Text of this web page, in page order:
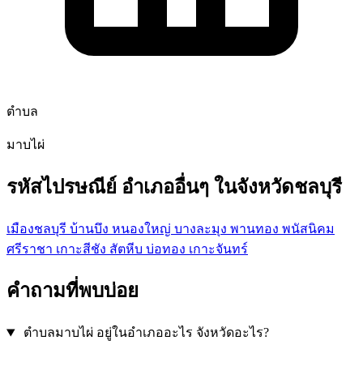
ตำบล
มาบไผ่
รหัสไปรษณีย์ อำเภออื่นๆ ในจังหวัดชลบุรี
เมืองชลบุรี บ้านบึง หนองใหญ่ บางละมุง พานทอง พนัสนิคม
ศรีราชา เกาะสีชัง สัตหีบ บ่อทอง เกาะจันทร์
คำถามที่พบบ่อย
ตำบลมาบไผ่ อยู่ในอำเภออะไร จังหวัดอะไร?